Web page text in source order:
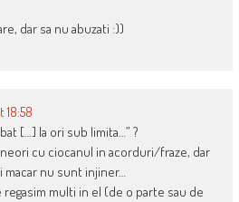
dar sa nu abuzati :))
18:58
[…] la ori sub limita…” ?
cu ciocanul in acorduri/fraze, dar
nu sunt injiner…
multi in el (de o parte sau de